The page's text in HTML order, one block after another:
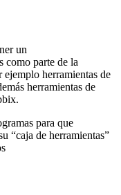
un
como parte de la
herramientas de
herramientas de
para que
“caja de herramientas”